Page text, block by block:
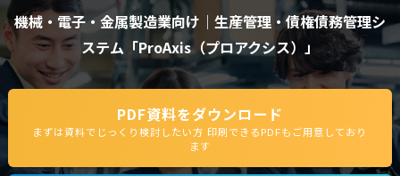
機械・電子・金属製造業向け｜生産管理・債権債務管理シ
ステム​「ProAxis（プロアクシス）」
PDF資料をダウンロード
まずは資料でじっくり検討したい方 印刷できるPDFもご用意しており
ます